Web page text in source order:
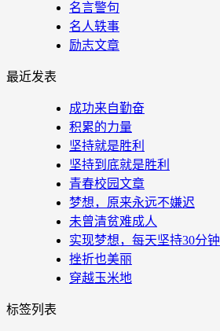
名言警句
名人轶事
励志文章
最近发表
成功来自勤奋
积累的力量
坚持就是胜利
坚持到底就是胜利
青春校园文章
梦想，原来永远不嫌迟
未曾清贫难成人
实现梦想，每天坚持30分钟
挫折也美丽
穿越玉米地
标签列表